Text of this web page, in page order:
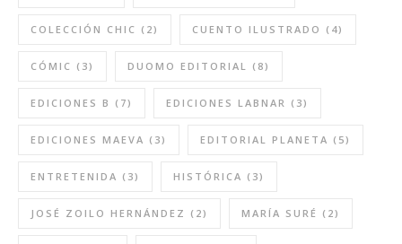
COLECCIÓN CHIC (2) CUENTO ILUSTRADO (4)
CÓMIC (3) DUOMO EDITORIAL (8)
EDICIONES B (7) EDICIONES LABNAR (3)
EDICIONES MAEVA (3) EDITORIAL PLANETA (5)
ENTRETENIDA (3) HISTÓRICA (3)
JOSÉ ZOILO HERNÁNDEZ (2) MARÍA SURÉ (2)